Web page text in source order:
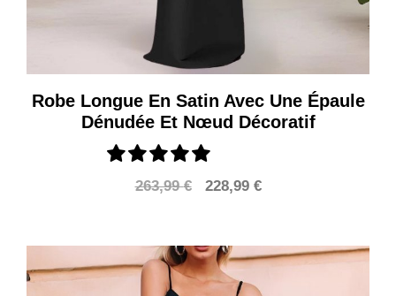
Robe Longue En Satin Avec Une Épaule
Dénudée Et Nœud Décoratif
263,99€
Le
était :
263,99 €.
228,99 €Le
est :